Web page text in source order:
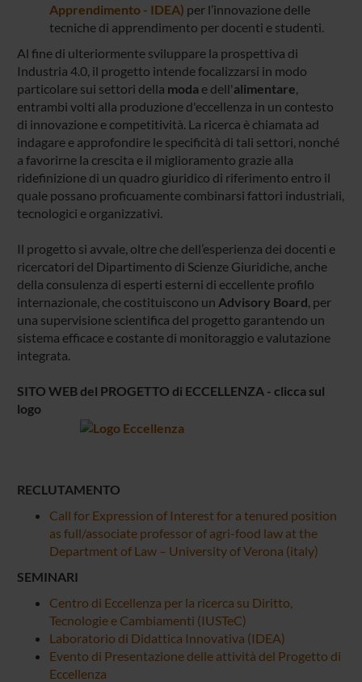
Apprendimento - IDEA) per l’innovazione delle
tecniche di apprendimento per docenti e studenti.
Al fine di ulteriormente sviluppare la prospettiva di
Industria 4.0, il progetto intende focalizzarsi in modo
particolare sui settori della modae dell'alimentare,
entrambi volti alla produzione d'eccellenza in un contesto
di innovazione e competitività. La ricerca è chiamata ad
indagare e approfondire le specificità di tali settori, nonché
a favorirne la crescita e il miglioramento grazie alla
ridefinizione di un quadro giuridico di riferimento entro il
quale possano proficuamente combinarsi fattori industriali,
tecnologici e organizzativi.
Il progetto si avvale, oltre che dell’esperienza dei docenti e
ricercatori del Dipartimento di Scienze Giuridiche, anche
della consulenza di esperti esterni di eccellente profilo
internazionale, che costituiscono un Advisory Board, per
una supervisione scientifica del progetto garantendo un
sistema efficace e costante di monitoraggio e valutazione
integrata.
SITO WEB del PROGETTO di ECCELLENZA - clicca sul
logo
RECLUTAMENTO
Call for Expression of Interest for a tenured position
as full/associate professor of agri-food law at the
Department of Law – University of Verona (italy)
SEMINARI
Centro di Eccellenza per la ricerca su Diritto,
Tecnologie e Cambiamenti (IUSTeC)
Laboratorio di Didattica Innovativa (IDEA)
Evento di Presentazione delle attività del Progetto di
Eccellenza